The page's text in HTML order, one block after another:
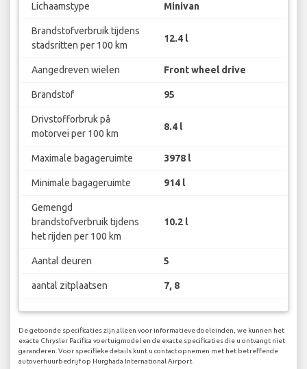
Lichaamstype Minivan
Brandstofverbruik tijdens
stadsritten per 100 km
12.4 l
Aangedreven wielen Front wheel drive
Brandstof 95
Drivstofforbruk på
motorvei per 100 km
8.4 l
Maximale bagageruimte 3978 l
Minimale bagageruimte 914 l
Gemengd
brandstofverbruik tijdens
het rijden per 100 km
10.2 l
Aantal deuren 5
aantal zitplaatsen 7, 8
De getoonde specificaties zijn alleen voor informatieve doeleinden, we kunnen het
exacte Chrysler Pacifica voertuigmodel en de exacte specificaties die u ontvangt niet
garanderen. Voor specifieke details kunt u contact opnemen met het betreffende
autoverhuurbedrijf op Hurghada International Airport.